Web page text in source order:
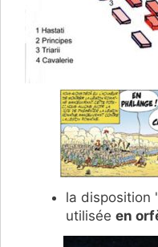
la disposition
utilisée en